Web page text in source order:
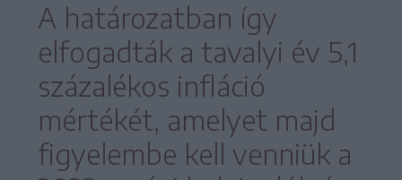
A határozatban így
elfogadták a tavalyi év 5,1
százalékos infláció
mértékét, amelyet majd
figyelembe kell venniük a